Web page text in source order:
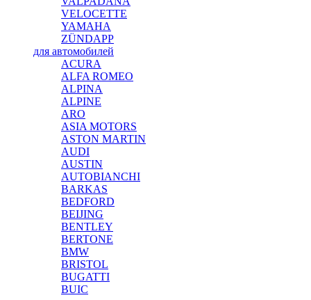
VELOCETTE
YAMAHA
ZÜNDAPP
для автомобилей
ACURA
ALFA ROMEO
ALPINA
ALPINE
ARO
ASIA MOTORS
ASTON MARTIN
AUDI
AUSTIN
AUTOBIANCHI
BARKAS
BEDFORD
BEIJING
BENTLEY
BERTONE
BMW
BRISTOL
BUGATTI
BUIC